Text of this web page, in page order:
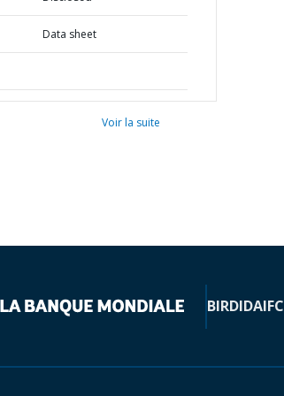
Data sheet
Voir la suite
BIRDIDAIFC